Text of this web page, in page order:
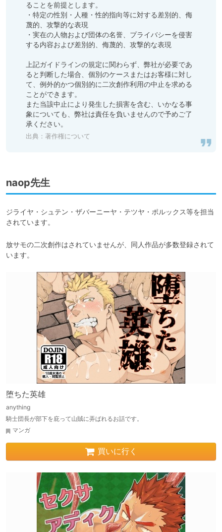
ることを前提とします。
・特定の性別・人種・性的指向等に対する差別的、侮
蔑的、攻撃的な表現
・実在の人物および団体の名誉、プライバシーを侵害
する内容および差別的、侮蔑的、攻撃的な表現
上記ガイドラインの規定に関わらず、弊社が必要であ
ると判断した場合、個別のケースまたはお客様に対し
て、例外的かつ個別的に二次創作利用の中止を求める
ことができます。
また当該中止により発生した損害を含む、いかなる事
象についても、弊社は責任を負いませんので予めご了
承ください。
出典： 著作権について
naop先生
ジライヤ・シュテン・ザバーニーヤ・テツヤ・ポルックス等を担当
されています。
放サモの二次創作はされていませんが、同人作品が多数登録されて
います。
堕ちた英雄
anything
騎士団長が部下を庇って山賊に弄ばれるお話です。
マンガ
買いに行く